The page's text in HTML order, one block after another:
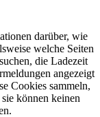
darüber, wie
welche Seiten
die Ladezeit
angezeigt
Cookies sammeln,
können keinen